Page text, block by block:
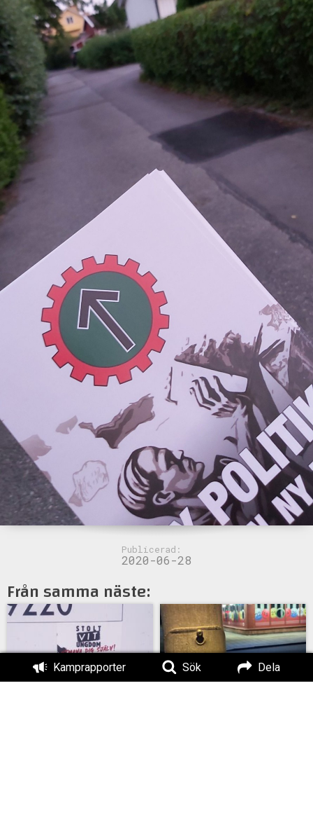
Kamprapporter Sök Dela
Publicerad:
2020-06-28
Från samma näste: